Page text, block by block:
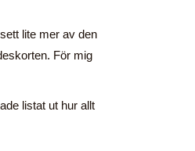
lite mer av den
För mig
listat ut hur allt